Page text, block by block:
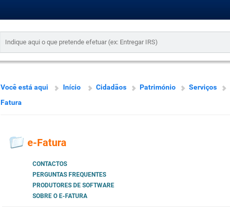
Você está aqui Início Cidadãos Património Serviços
Fatura
e-Fatura
CONTACTOS
PERGUNTAS FREQUENTES
PRODUTORES DE SOFTWARE
SOBRE O E-FATURA